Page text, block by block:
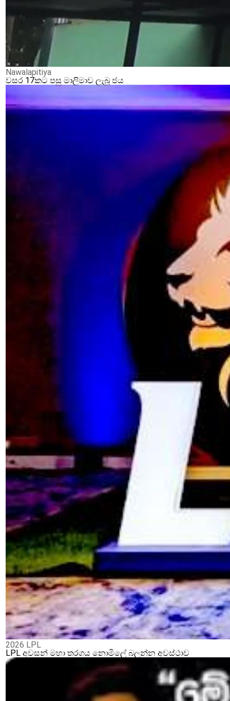
Nawalapitiya
වසර 17කට පසු මාලිමාව ලැබූ ජය
2026 LPL
LPL අවසන් මහා තරගය නොමිලේ බලන්න අවස්ථාව